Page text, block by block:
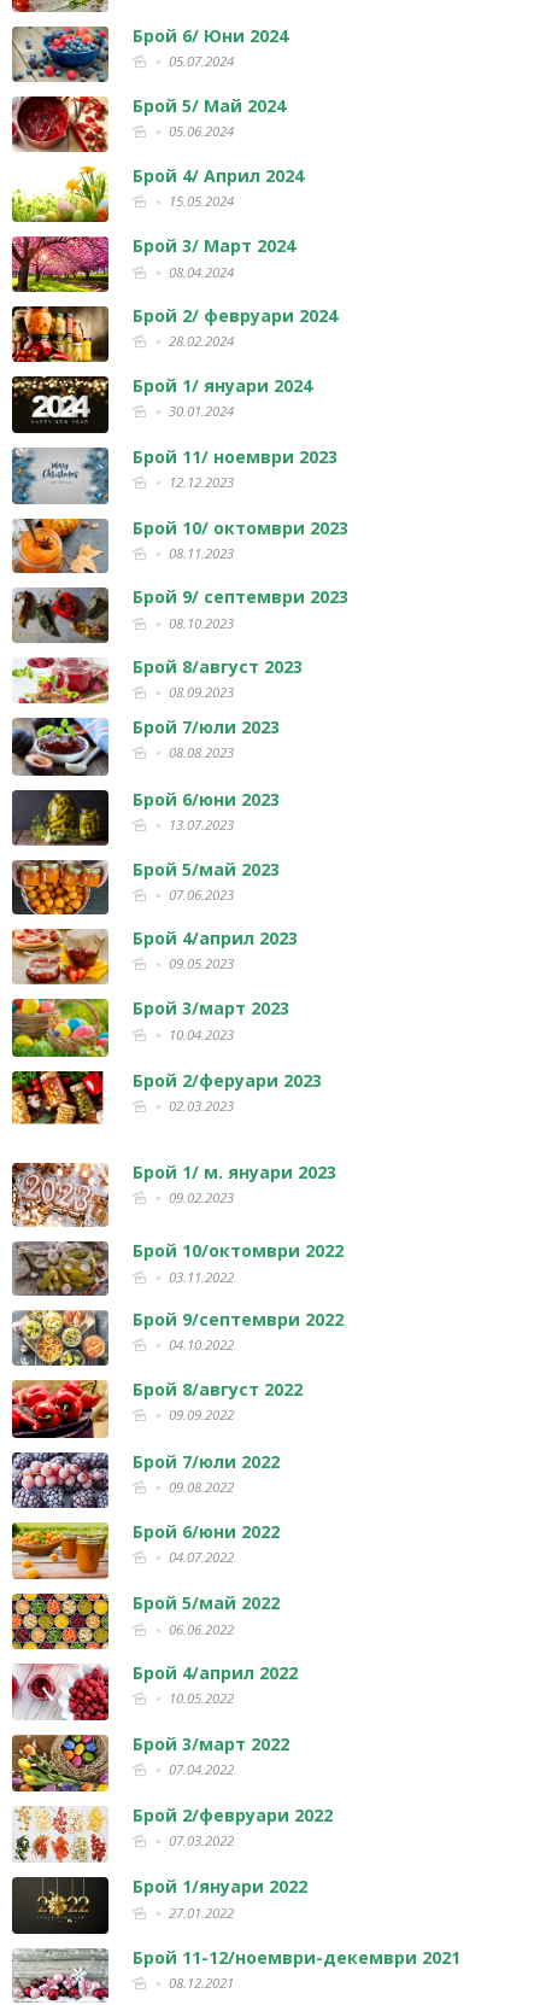
Брой 6/ Юни 2024
05.07.2024
Брой 5/ Май 2024
05.06.2024
Брой 4/ Април 2024
15.05.2024
Брой 3/ Март 2024
08.04.2024
Брой 2/ февруари 2024
28.02.2024
Брой 1/ януари 2024
30.01.2024
Брой 11/ ноември 2023
12.12.2023
Брой 10/ октомври 2023
08.11.2023
Брой 9/ септември 2023
08.10.2023
Брой 8/август 2023
08.09.2023
Брой 7/юли 2023
08.08.2023
Брой 6/юни 2023
13.07.2023
Брой 5/май 2023
07.06.2023
Брой 4/април 2023
09.05.2023
Брой 3/март 2023
10.04.2023
Брой 2/феруари 2023
02.03.2023
Брой 1/ м. януари 2023
09.02.2023
Брой 10/октомври 2022
03.11.2022
Брой 9/септември 2022
04.10.2022
Брой 8/август 2022
09.09.2022
Брой 7/юли 2022
09.08.2022
Брой 6/юни 2022
04.07.2022
Брой 5/май 2022
06.06.2022
Брой 4/април 2022
10.05.2022
Брой 3/март 2022
07.04.2022
Брой 2/февруари 2022
07.03.2022
Брой 1/януари 2022
27.01.2022
Брой 11-12/ноември-декември 2021
08.12.2021